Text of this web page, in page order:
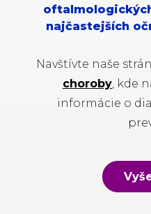
najčastejších
Navštívte naše
choroby , kde
informácie o